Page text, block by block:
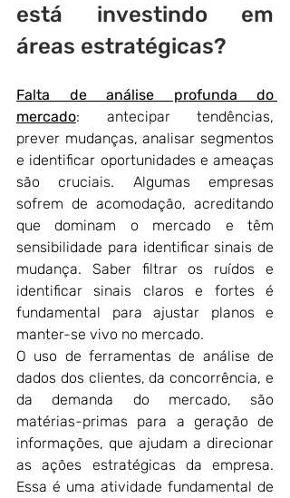
está investindo em
áreas estratégicas?
Falta de análise profunda do
mercado: antecipar tendências,
prever mudanças, analisar segmentos
e identificar oportunidades e ameaças
são cruciais. Algumas empresas
sofrem de acomodação, acreditando
que dominam o mercado e têm
sensibilidade para identificar sinais de
mudança. Saber filtrar os ruídos e
identificar sinais claros e fortes é
fundamental para ajustar planos e
manter-se vivo no mercado.
O uso de ferramentas de análise de
dados dos clientes, da concorrência, e
da demanda do mercado, são
matérias-primas para a geração de
informações, que ajudam a direcionar
as ações estratégicas da empresa.
Essa é uma atividade fundamental de